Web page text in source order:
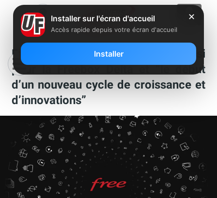
Free annonce un lancement réussi
pour la Freebox Delta et “le début
d’un nouveau cycle de croissance et
d’innovations”
✕
Installer sur l'écran d'accueil
Accès rapide depuis votre écran d'accueil
Installer